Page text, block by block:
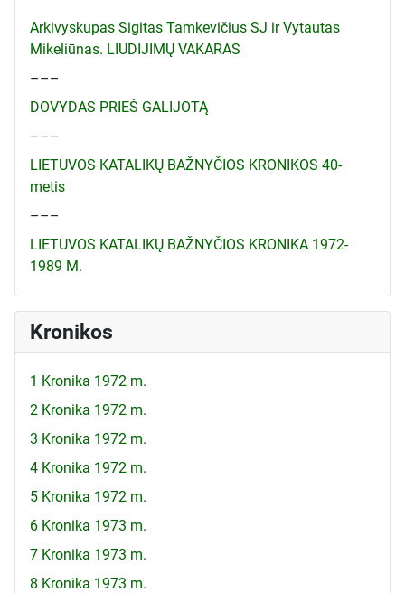
Arkivyskupas Sigitas Tamkevičius SJ ir Vytautas
Mikeliūnas. LIUDIJIMŲ VAKARAS
–––
DOVYDAS PRIEŠ GALIJOTĄ
–––
LIETUVOS KATALIKŲ BAŽNYČIOS KRONIKOS 40-
metis
–––
LIETUVOS KATALIKŲ BAŽNYČIOS KRONIKA 1972-
1989 M.
Kronikos
1 Kronika 1972 m.
2 Kronika 1972 m.
3 Kronika 1972 m.
4 Kronika 1972 m.
5 Kronika 1972 m.
6 Kronika 1973 m.
7 Kronika 1973 m.
8 Kronika 1973 m.